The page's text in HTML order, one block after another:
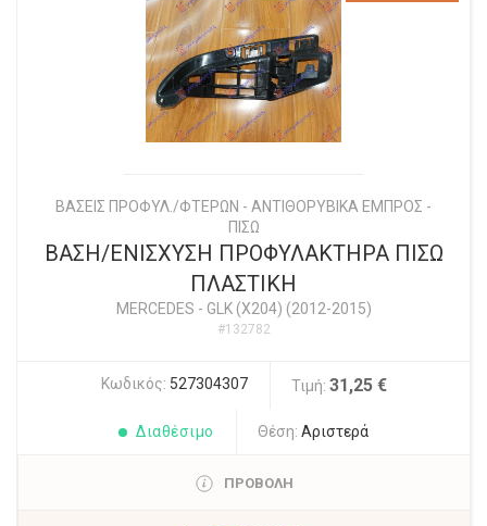
ΒΑΣΕΙΣ ΠΡΟΦΥΛ./ΦΤΕΡΩΝ - ΑΝΤΙΘΟΡΥΒΙΚΑ ΕΜΠΡΟΣ -
ΠΙΣΩ
ΒΑΣΗ/ΕΝΙΣΧΥΣΗ ΠΡΟΦΥΛΑΚΤΗΡΑ ΠΙΣΩ
ΠΛΑΣΤΙΚΗ
MERCEDES - GLK (X204) (2012-2015)
#132782
Κωδικός: 527304307 Τιμή: 31,25 €
Διαθέσιμο Θέση: Αριστερά
ΠΡΟΒΟΛΗ